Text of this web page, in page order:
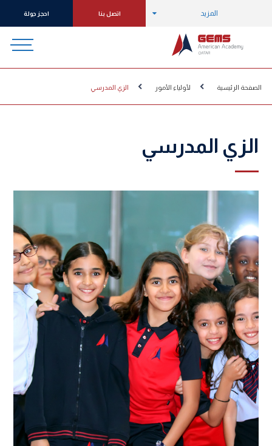
المزيد اتصل بنا احجز جولة
الصفحة الرئيسية لأولياء الأمور الزي المدرسي
الزي المدرسي